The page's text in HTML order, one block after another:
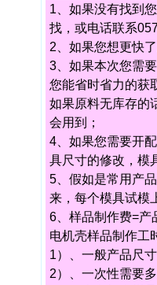
1、如果没有找到
找，或电话联系
2、如果您想更快
3、如果本次您需
您能省时省力的获
如果原料无库存的
会用到；
4、如果您需要开
具尺寸的修改，模
5、假如是常用产
来，每个模具试模
6、样品制作费=产
电机壳样品制作工
1）、一般产品尺
2）、一次性需要